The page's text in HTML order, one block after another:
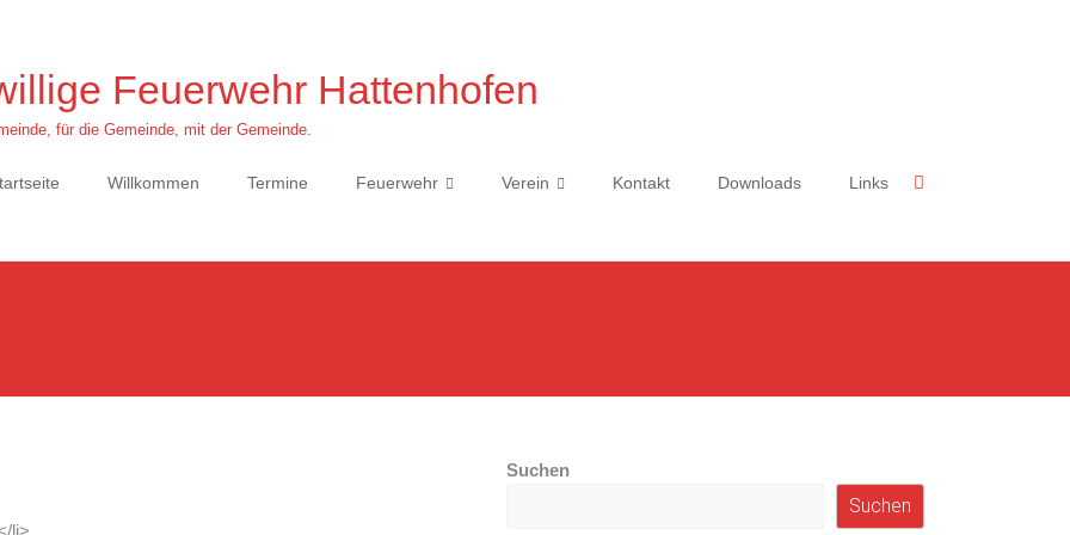
Feuerwehr Hattenhofen
für die Gemeinde, mit der Gemeinde.
Willkommen Termine Feuerwehr Verein Kontakt Downloads Links
li>
Suchen
Suchen